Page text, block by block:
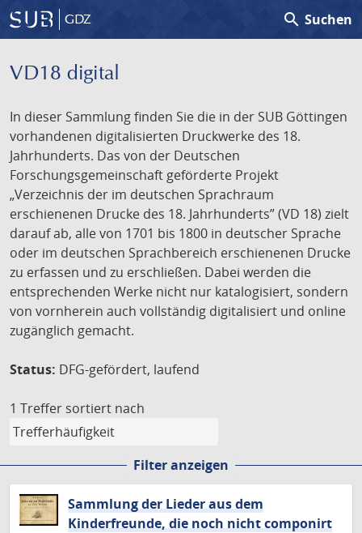
GDZ search Suchen
VD18 digital
In dieser Sammlung finden Sie die in der SUB Göttingen
vorhandenen digitalisierten Druckwerke des 18.
Jahrhunderts. Das von der Deutschen
Forschungsgemeinschaft geförderte Projekt
„Verzeichnis der im deutschen Sprachraum
erschienenen Drucke des 18. Jahrhunderts” (VD 18) zielt
darauf ab, alle von 1701 bis 1800 in deutscher Sprache
oder im deutschen Sprachbereich erschienenen Drucke
zu erfassen und zu erschließen. Dabei werden die
entsprechenden Werke nicht nur katalogisiert, sondern
von vornherein auch vollständig digitalisiert und online
zugänglich gemacht.
Status: DFG-gefördert, laufend
1 Treffer sortiert nach
Filter anzeigen
Sammlung der Lieder aus dem
Kinderfreunde, die noch nicht componirt